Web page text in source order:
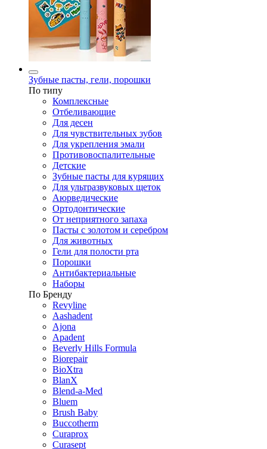
Зубные пасты, гели, порошки
По типу
Комплексные
Отбеливающие
Для десен
Для чувствительных зубов
Для укрепления эмали
Противовоспалительные
Детские
Зубные пасты для курящих
Для ультразвуковых щеток
Аюрведические
Ортодонтические
От неприятного запаха
Пасты с золотом и серебром
Для животных
Гели для полости рта
Порошки
Антибактериальные
Наборы
По Бренду
Revyline
Aashadent
Ajona
Apadent
Beverly Hills Formula
Biorepair
BioXtra
BlanX
Blend-a-Med
Bluem
Brush Baby
Buccotherm
Curaprox
Curasept